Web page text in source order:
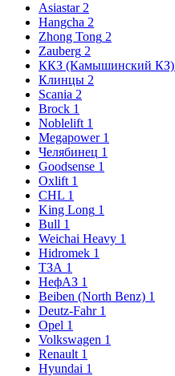
Asiastar 2
Hangcha 2
Zhong Tong 2
Zauberg 2
ККЗ (Камышинский КЗ)
Клинцы 2
Scania 2
Brock 1
Noblelift 1
Megapower 1
Челябинец 1
Goodsense 1
Oxlift 1
CHL 1
King Long 1
Bull 1
Weichai Heavy 1
Hidromek 1
ТЗА 1
НефАЗ 1
Beiben (North Benz) 1
Deutz-Fahr 1
Opel 1
Volkswagen 1
Renault 1
Hyundai 1